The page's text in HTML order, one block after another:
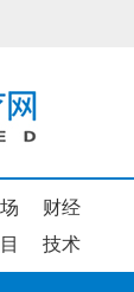
财经
技术